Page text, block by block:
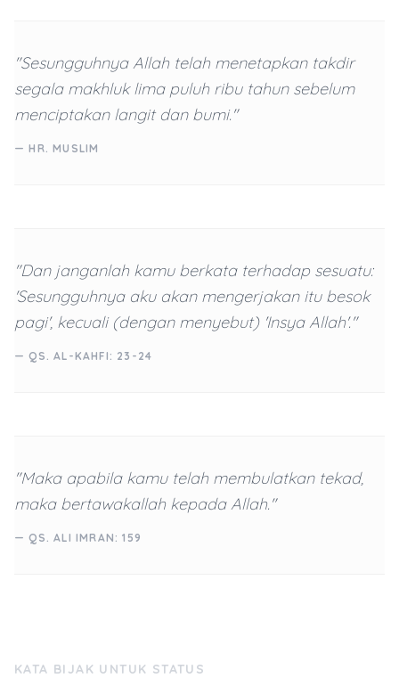
"Sesungguhnya Allah telah menetapkan takdir
segala makhluk lima puluh ribu tahun sebelum
menciptakan langit dan bumi."
— HR. MUSLIM
"Dan janganlah kamu berkata terhadap sesuatu:
'Sesungguhnya aku akan mengerjakan itu besok
pagi', kecuali (dengan menyebut) 'Insya Allah'."
— QS. AL-KAHFI: 23-24
"Maka apabila kamu telah membulatkan tekad,
maka bertawakallah kepada Allah."
— QS. ALI IMRAN: 159
KATA BIJAK UNTUK STATUS